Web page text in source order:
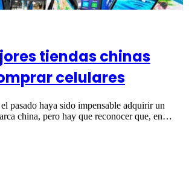
tiendas chinas
celulares
pasado haya sido impensable adquirir un
china, pero hay que reconocer que, en…